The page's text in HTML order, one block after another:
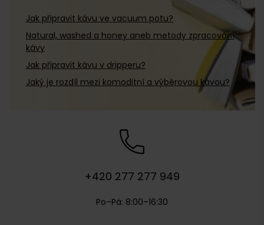
Jak připravit kávu ve vacuum potu?
Natural, washed a honey aneb metody zpracování
kávy
Jak připravit kávu v dripperu?
Jaký je rozdíl mezi komoditní a výběrovou kávou?
+420 277 277 949
Po–Pá: 8:00–16:30